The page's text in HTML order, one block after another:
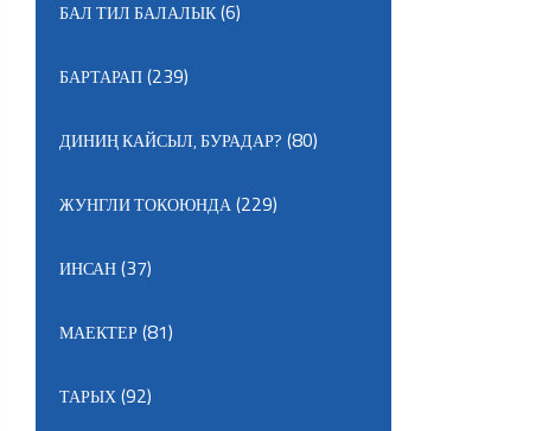
БАЛ ТИЛ БАЛАЛЫК(6)
БАРТАРАП(239)
ДИНИҢ КАЙСЫЛ, БУРАДАР? (80)
ЖУНГЛИ ТОКОЮНДА(229)
ИНСАН(37)
МАЕКТЕР(81)
ТАРЫХ(92)